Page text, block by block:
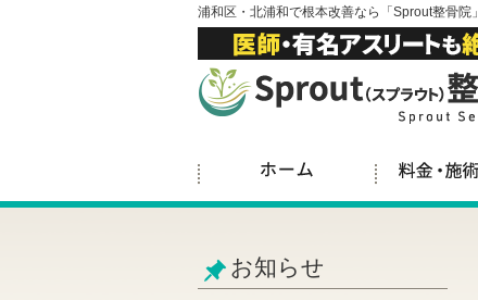
浦和区・北浦和で根本改善なら「Sprout整骨院」
お知らせ